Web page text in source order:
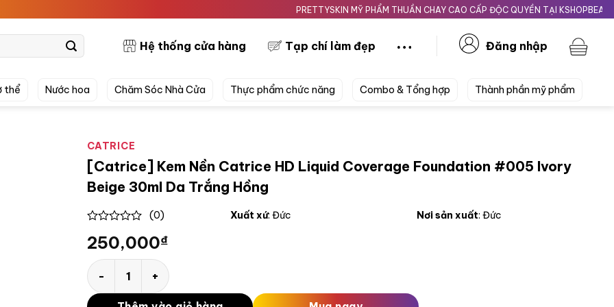
PRETTYSKIN MỸ PHẨM THUẦN CHAY CAO CẤP ĐỘC QUYỀN TẠI KSHOPBEAUTY.VN
Hệ thống cửa hàng Tạp chí làm đẹp Đăng nhập
thể Nước hoa Chăm Sóc Nhà Cửa Thực phẩm chức năng Combo & Tổng hợp Thành phần mỹ phẩm
CATRICE
[Catrice] Kem Nền Catrice HD Liquid Coverage Foundation #005 Ivory
Beige 30ml Da Trắng Hồng
out
5
(0) Xuất xứ: Đức Nơi sản xuất: Đức
250,000₫
[Catrice] Kem Nền Catrice HD Liquid Coverage Foundation #005 Ivory Beige 30ml Da Trắng Hồng số